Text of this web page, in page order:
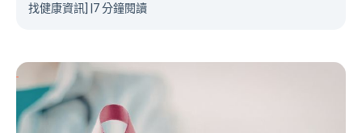
找健康資訊]
7 分鐘閱讀